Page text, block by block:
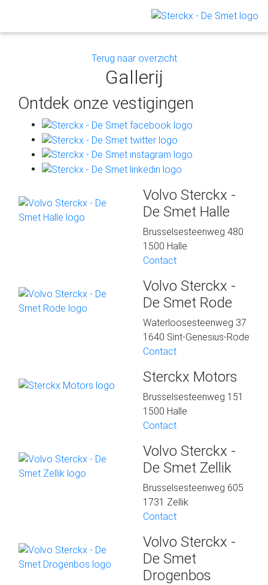
Terug naar overzicht
Gallerij
Ontdek onze vestigingen
Volvo Sterckx -
De Smet Halle
Brusselsesteenweg 480
1500 Halle
Contact
Volvo Sterckx -
De Smet Rode
Waterloosesteenweg 37
1640 Sint-Genesius-Rode
Contact
Sterckx Motors
Brusselsesteenweg 151
1500 Halle
Contact
Volvo Sterckx -
De Smet Zellik
Brusselsesteenweg 605
1731 Zellik
Contact
Volvo Sterckx -
De Smet
Drogenbos